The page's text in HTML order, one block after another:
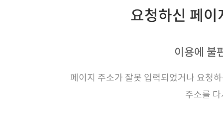
요청하신 페
이용에 불
페이지 주소가 잘못 입력되었거나 요청
주소를